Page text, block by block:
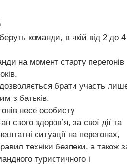
команди, в якій від 2 до 4
на момент старту перегонів
брати участь
з батьків.
несе особисту
свого здоров’я, за свої дії та
ситуації на перегонах,
техніки безпеки, а також
туристичного і